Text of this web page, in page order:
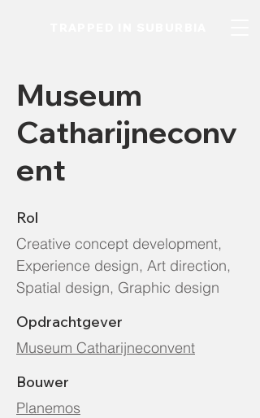
Museum
Catharijneconv
ent
Rol
Creative concept development,
Experience design, Art direction,
Spatial design, Graphic design
Opdrachtgever
Museum Catharijneconvent
Bouwer
Planemos